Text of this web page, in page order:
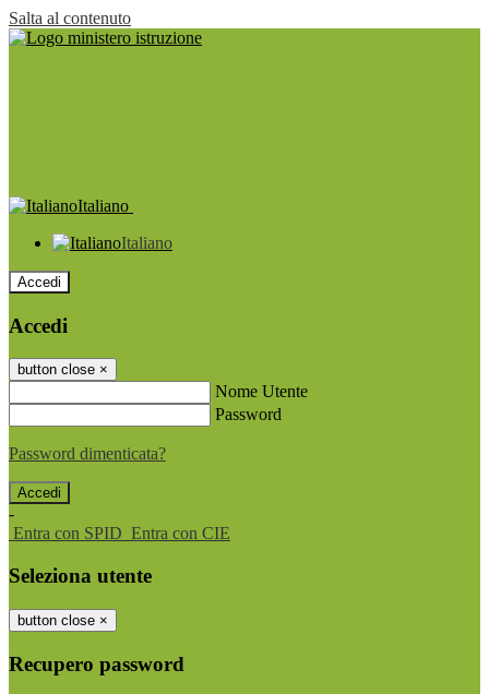
Salta al contenuto
Italiano
Italiano
Accedi
Accedi
button close ×
Nome Utente
Password
Password dimenticata?
-
Entra con SPID Entra con CIE
Seleziona utente
button close ×
Recupero password